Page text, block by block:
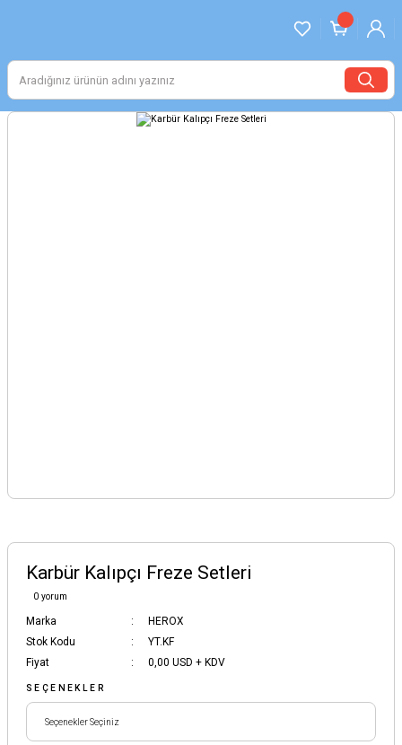
Karbür Kalıpçı Freze Setleri
0 yorum
Marka
HEROX
Stok Kodu
YT.KF
Fiyat
0,00 USD + KDV
SEÇENEKLER